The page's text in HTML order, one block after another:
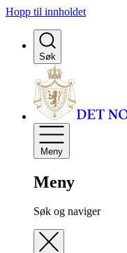
Hopp til innholdet
Søk
Meny
Meny
Søk og naviger